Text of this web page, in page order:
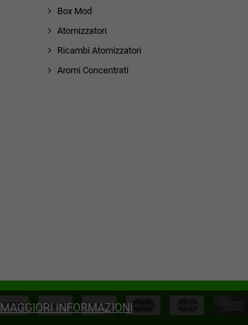
Box Mod
Atomizzatori
Ricambi Atomizzatori
Aromi Concentrati
MAGGIORI INFORMAZIONI